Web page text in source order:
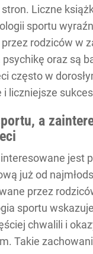
Liczne
sportu
rodziców w
oraz są
często w
liczniejsze
a
jest
już od
przez
sportu
chwalili i
Takie